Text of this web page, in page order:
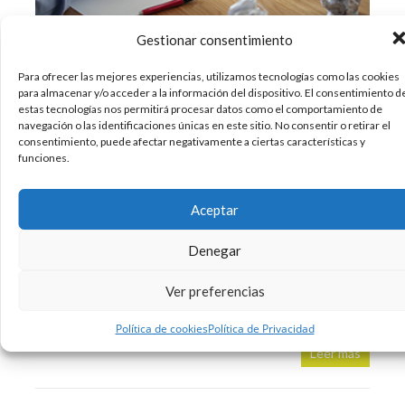
Gestionar consentimiento
Para ofrecer las mejores experiencias, utilizamos tecnologías como las cookies
para almacenar y/o acceder a la información del dispositivo. El consentimiento
estas tecnologías nos permitirá procesar datos como el comportamiento de
navegación o las identificaciones únicas en este sitio. No consentir o retirar el
consentimiento, puede afectar negativamente a ciertas características y
funciones.
Aceptar
Denegar
Ver preferencias
Política de cookiesPolítica de Privacidad
La forma de aprender más común para un
diseñador gráfico es a través del ensayo y error.
por falta de experiencia. Seguramente
humano». Así que la próxima vez
Sin comentarios
Leer más